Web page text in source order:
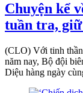
Chuyện kể
tuần tra,
(CLO) Với tinh
năm nay, Bộ đội
Diệu hàng ngày